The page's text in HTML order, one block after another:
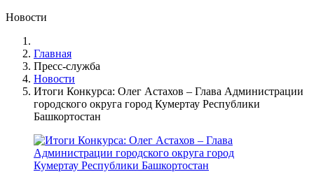
Новости
Главная
Пресс-служба
Новости
Итоги Конкурса: Олег Астахов – Глава Администрации
городского округа город Кумертау Республики
Башкортостан